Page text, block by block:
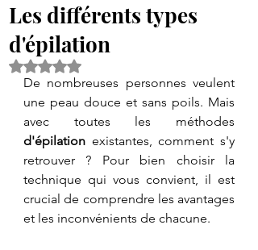
Les différents types
d'épilation
Noté NaN étoiles sur 5.
De nombreuses personnes veulent
une peau douce et sans poils. Mais
d'épilation existantes, comment s'y
retrouver ? Pour bien choisir la
technique qui vous convient, il est
crucial de comprendre les avantages
et les inconvénients de chacune.